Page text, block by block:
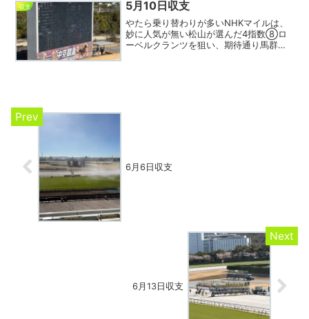
は多かったものの快心の...
収支 5月10日収支
やたら乗り替わりが多いNHKマイルは、
妙に人気が無い松山が選んだ4指数⑧ロ
ーベルクランツを狙い、期待通り馬群を
6月6日収支
6月13日収支